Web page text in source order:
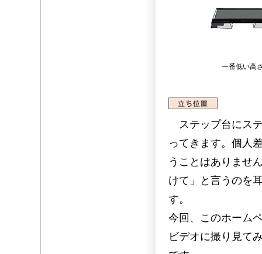
一番低い高
ステップ台にス
ってきます。個人
うことはありませ
けて」と言うのを
す。
今回、このホーム
ビデオに撮り見て